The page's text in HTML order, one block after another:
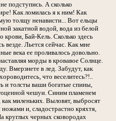
подступись. А сколько
Как ломилась я к ним! Как
толщу ненависти... Вот ельцы
закатной водой, вода из белой
крови, Бай-Кель. Сколько здесь
везде. Льется сейчас. Как мне
века ее проливалось довольно.
морды в кровавое Солнце.
Вмерзнете в лед. Забудут, как
что веселитесь?!..
и толсты ваши богатые спины,
чешуи. Синим пламенем
миленьких. Выловят, выбросят
и, сладострастно кряхтя,
круглых черных сковородах